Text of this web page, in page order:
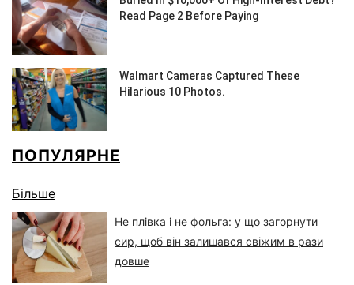
ПОПУЛЯРНЕ
Більше
Не плівка і не фольга: у що загорнути
сир, щоб він залишався свіжим в рази
довше